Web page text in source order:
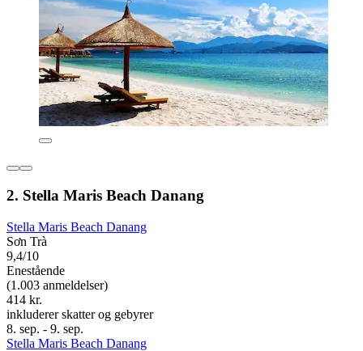
2. Stella Maris Beach Danang
Stella Maris Beach Danang
Sơn Trà
9,4/10
Enestående
(1.003 anmeldelser)
414 kr.
inkluderer skatter og gebyrer
8. sep. - 9. sep.
Stella Maris Beach Danang